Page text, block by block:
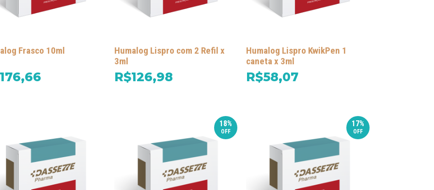
Frasco 10ml
Humalog Lispro com 2 Refil x
3ml
R$126,98
Humalog Lispro KwikPen 1
caneta x 3ml
R$58,07
18% 17%